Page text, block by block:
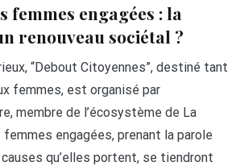
femmes engagées : la
renouveau sociétal ?
“Debout Citoyennes”, destiné tant
femmes, est organisé par
membre de l’écosystème de La
femmes engagées, prenant la parole
qu’elles portent, se tiendront